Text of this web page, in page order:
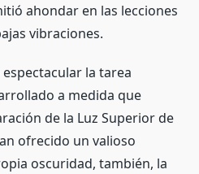
ahondar en las lecciones
vibraciones.
la tarea
a medida que
de la Luz Superior de
ofrecido un valioso
oscuridad, también, la